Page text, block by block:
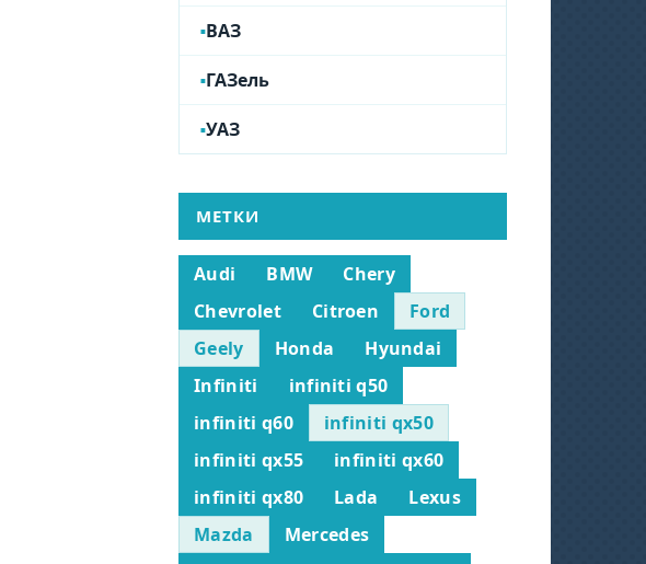
ВАЗ
ГАЗель
УАЗ
МЕТКИ
Audi BMW
Chery
Chevrolet
Citroen
Ford
Geely
Honda
Hyundai
Infiniti
infiniti q50
infiniti q60
infiniti qx50
infiniti qx55
infiniti qx60
infiniti qx80
Lada
Lexus
Mazda
Mercedes